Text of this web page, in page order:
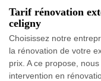
Tarif rénovation
celigny
Choisissez notre
la rénovation de votre
prix. A ce propose,
intervention en